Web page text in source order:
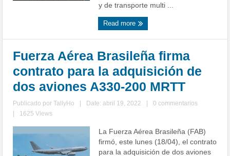
y de transporte multi ...
Read more
Fuerza Aérea Brasileña firma
contrato para la adquisición de
dos aviones A330-200 MRTT
Publicado porTallyHo Date: abril 19, 2022
0 commentarios
1625 Views
La Fuerza Aérea Brasileña (FAB)
firmó, este lunes (18/04), el contrato
para la adquisición de dos aviones